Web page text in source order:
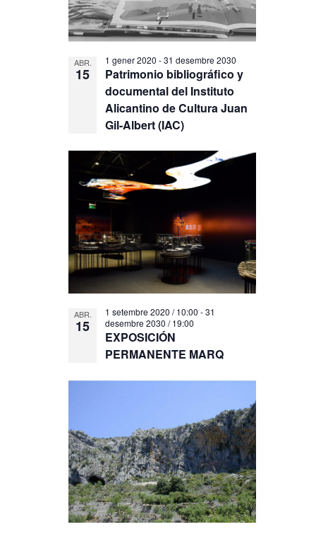
ABR.
15
Patrimonio bibliográfico y
documental del Instituto
Alicantino de Cultura Juan
Gil-Albert (IAC)
1 gener 2020 -31 desembre 2030
ABR.
15
EXPOSICIÓN
PERMANENTE MARQ
1 setembre 2020 / 10:00 -31
desembre 2030 / 19:00